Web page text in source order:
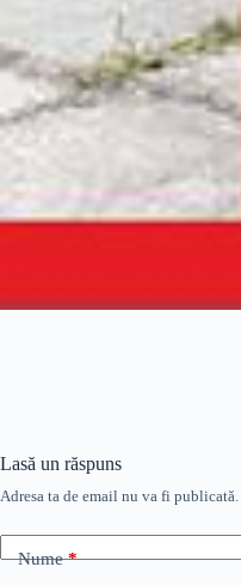
Lasă un răspuns
Adresa ta de email nu va fi publicată.
Nume*